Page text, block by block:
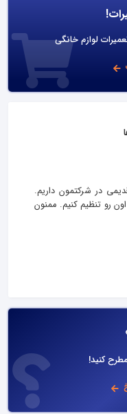
لوازم خانگی
در شرکتمون داریم.
رو تنظیم کنیم. ممنون
کنید!